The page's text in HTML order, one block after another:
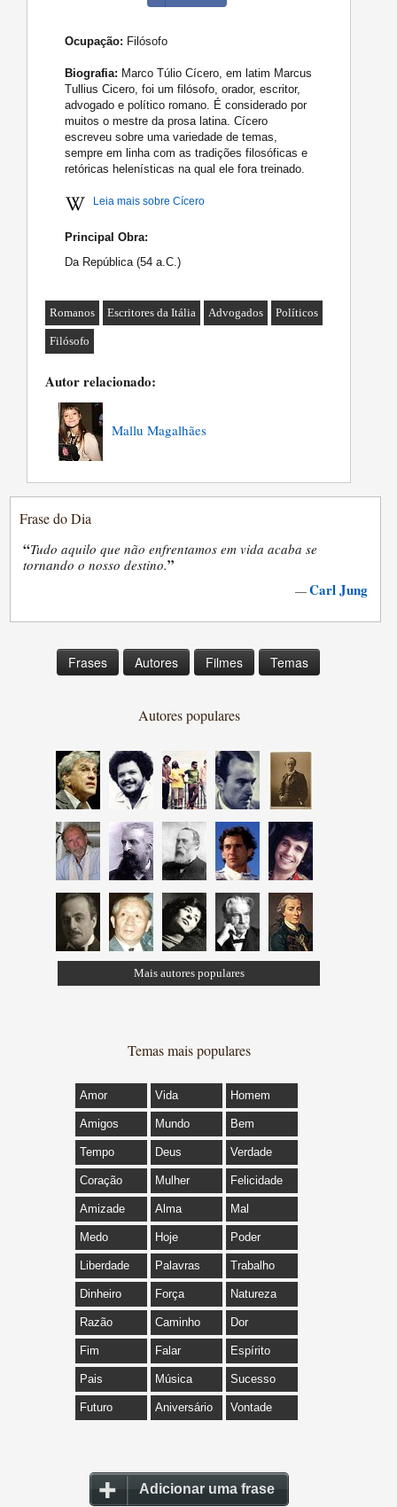
Ocupação: Filósofo
Biografia: Marco Túlio Cícero, em latim Marcus
Tullius Cicero, foi um filósofo, orador, escritor,
advogado e político romano. É considerado por
muitos o mestre da prosa latina. Cícero
escreveu sobre uma variedade de temas,
sempre em linha com as tradições filosóficas e
retóricas helenísticas na qual ele fora treinado.
Leia mais sobre Cícero
Principal Obra:
Da República (54 a.C.)
Romanos Escritores da Itália Advogados Políticos
Filósofo
Autor relacionado:
Mallu Magalhães
Frase do Dia
“Tudo aquilo que não enfrentamos em vida acaba se
tornando o nosso destino.”
—Carl Jung
Frases Autores Filmes Temas
Autores populares
Mais autores populares
Temas mais populares
Amor Vida Homem
Amigos Mundo Bem
Tempo Deus Verdade
Coração Mulher Felicidade
Amizade Alma Mal
Medo Hoje Poder
Liberdade Palavras Trabalho
Dinheiro Força Natureza
Razão Caminho Dor
Fim Falar Espírito
Pais Música Sucesso
Futuro Aniversário Vontade
Adicionar uma frase